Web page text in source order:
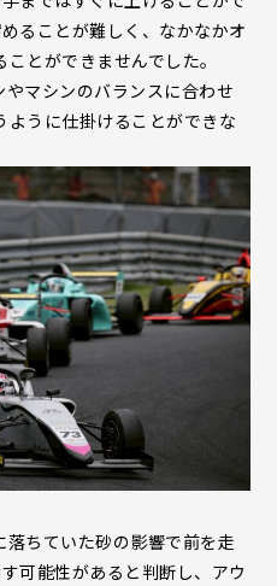
ることが難しく、なかなかオ
とができませんでした。
マシンのバランスに合わせ
ように仕掛けることができな
落ちていた砂の影響で前を走
可能性があると判断し、アウ